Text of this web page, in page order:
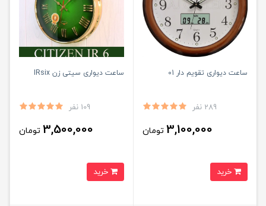
ساعت دیواری تقویم دار 01
289 نفر
3,100,000 تومان
ساعت دیواری سیتی زن IRsix
109 نفر
3,500,000 تومان